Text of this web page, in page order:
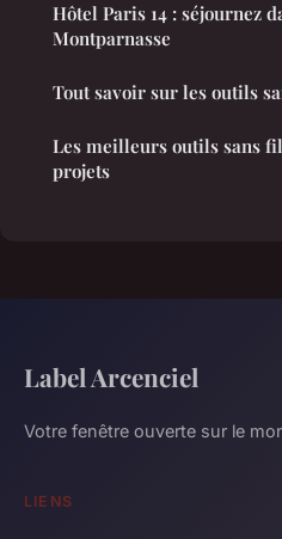
Hôtel Paris 14 : séjournez
Montparnasse
Tout savoir sur les outils
Les meilleurs outils sans
projets
Label Arcenciel
Votre fenêtre ouverte sur le
LIENS